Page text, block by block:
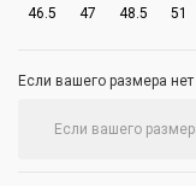
46.5 47 48.5 51
Если вашего размера